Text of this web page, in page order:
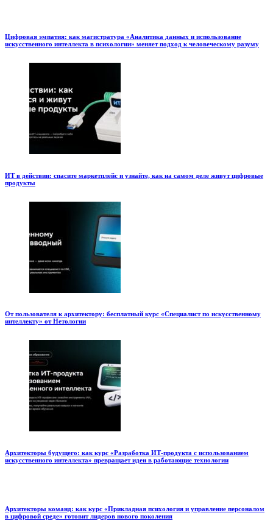
Цифровая эмпатия: как магистратура «Аналитика данных и использование
искусственного интеллекта в психологии» меняет подход к человеческому разуму
ИТ в действии: спасите маркетплейс и узнайте, как на самом деле живут цифровые
продукты
От пользователя к архитектору: бесплатный курс «Специалист по искусственному
интеллекту» от Нетологии
Архитекторы будущего: как курс «Разработка ИТ-продукта с использованием
искусственного интеллекта» превращает идеи в работающие технологии
Архитекторы команд: как курс «Прикладная психология и управление персоналом
в цифровой среде» готовит лидеров нового поколения